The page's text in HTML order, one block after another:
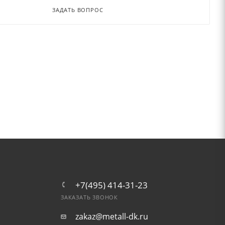
ЗАДАТЬ ВОПРОС
+7(495) 414-31-23
ЗАКАЗАТЬ ЗВОНОК
zakaz@metall-dk.ru